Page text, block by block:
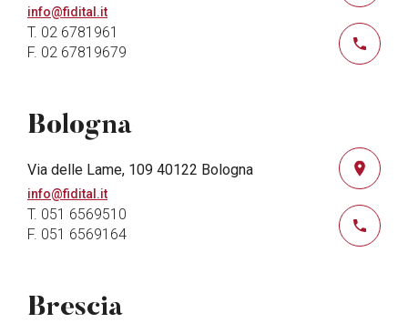
info@fidital.it
T. 02 6781961
F. 02 67819679
Bologna
Via delle Lame, 109 40122 Bologna
info@fidital.it
T. 051 6569510
F. 051 6569164
Brescia